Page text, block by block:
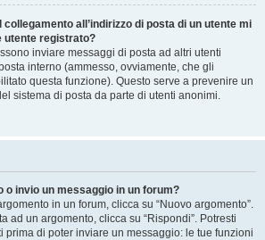
all’indirizzo di posta di un utente mi
utente registrato?
inviare messaggi di posta ad altri utenti
interno (ammesso, ovviamente, che gli
questa funzione). Questo serve a prevenire un
sistema di posta da parte di utenti anonimi.
o invio un messaggio in un forum?
in un forum, clicca su “Nuovo argomento”.
ad un argomento, clicca su “Rispondi”. Potresti
prima di poter inviare un messaggio: le tue funzioni